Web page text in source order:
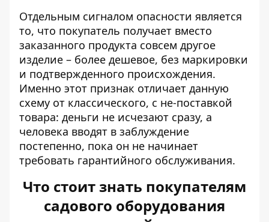
Отдельным сигналом опасности является
то, что покупатель получает вместо
заказанного продукта совсем другое
изделие – более дешевое, без маркировки
и подтвержденного происхождения.
Именно этот признак отличает данную
схему от классического, с не-поставкой
товара: деньги не исчезают сразу, а
человека вводят в заблуждение
постепенно, пока он не начинает
требовать гарантийного обслуживания.
Что стоит знать покупателям
садового оборудования